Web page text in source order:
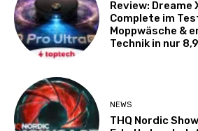
Review: Dreame
Complete im
Moppwäsche &
Technik in nur
NEWS
THQ Nordic